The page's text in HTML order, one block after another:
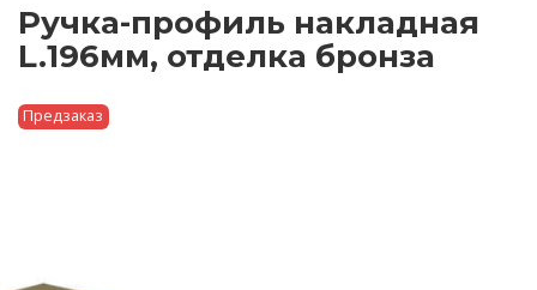
Ручка-профиль накладная
L.196мм, отделка бронза
Предзаказ